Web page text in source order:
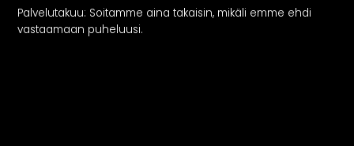
Palvelutakuu: Soitamme aina takaisin, mikäli emme ehdi
vastaamaan puheluusi.